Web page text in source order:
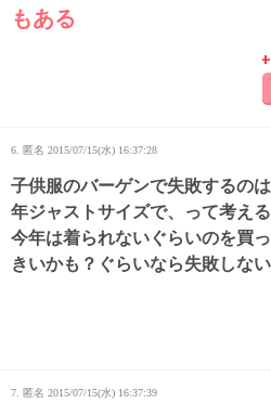
もある
6. 匿名 2015/07/15(水) 16:37:28
子供服のバーゲンで失敗するの
年ジャストサイズで、って考える
今年は着られないぐらいのを買
きいかも？ぐらいなら失敗しない
7. 匿名 2015/07/15(水) 16:37:39